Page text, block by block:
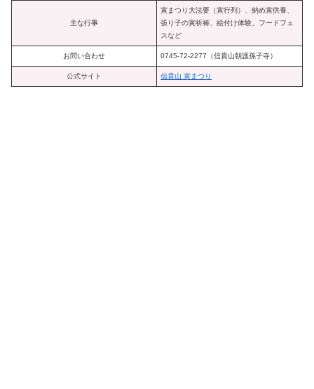
主な行事
寅まつり大法要（寅行列）、納め寅供養、
張り子の寅祈祷、絵付け体験、フードフェ
スなど
お問い合わせ 0745-72-2277（信貴山朝護孫子寺）
公式サイト 信貴山 寅まつり